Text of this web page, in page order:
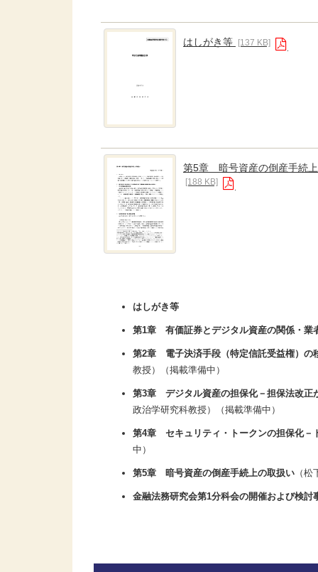
はしがき等 [137 KB]
第5章 暗号資産の倒産手続
[188 KB]
はしがき等
第1章 有価証券とデジタル資産の関係・業
第2章 電子決済手段（特定信託受益権）の
教授）（掲載準備中）
第3章 デジタル資産の担保化－担保法改正
政治学研究科教授）（掲載準備中）
第4章 セキュリティ・トークンの担保化－
中）
第5章 暗号資産の倒産手続上の取扱い （
金融法務研究会第1分科会の開催および検討